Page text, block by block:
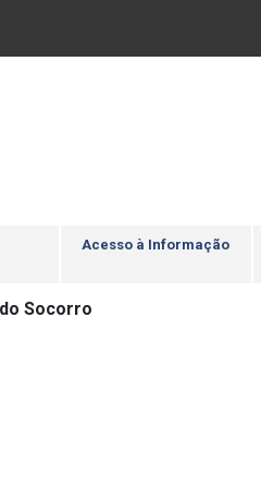
Acesso à Informação
do Socorro